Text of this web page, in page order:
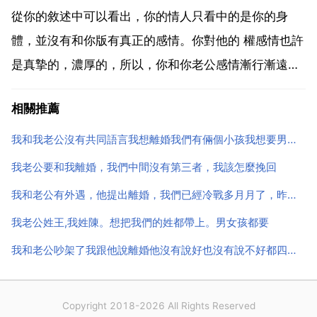
打算。這是遲早的事 當我和老公還沒有離婚的時候，他
就把我衣...
從你的敘述中可以看出，你的情人只看中的是你的身
體，並沒有和你版有真正的感情。你對他的 權感情也許
是真摯的，濃厚的，所以，你和你老公感情漸行漸遠，
與你走到一起，說明你的情人自私又貪婪，希望你認清
目前的狀態，認清眼前的人，別再做自己的夢了。你不
離婚，他不用...
相關推薦
我和我老公沒有共同語言我想離婚我們有倆個小孩我想要男方不
我老公要和我離婚，我們中間沒有第三者，我該怎麼挽回
我和老公有外遇，他提出離婚，我們已經冷戰多月月了，昨晚又夢見
我老公姓王,我姓陳。想把我們的姓都帶上。男女孩都要
我和老公吵架了我跟他說離婚他沒有說好也沒有說不好都四五天了電話都沒給我打請問我要打過去嗎
Copyright 2018-2026 All Rights Reserved